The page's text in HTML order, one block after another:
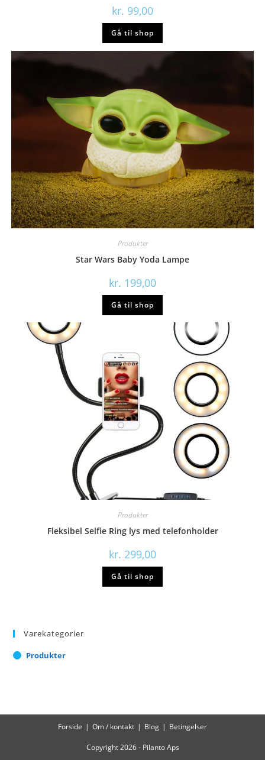
kr. 99,00
Gå til shop
Produkter
Star Wars Baby Yoda Lampe
kr. 199,00
Gå til shop
Produkter
Fleksibel Selfie Ring lys med telefonholder
kr. 299,00
Gå til shop
Varekategorier
Produkter
Forside Om / kontakt Blog Betingelser
Copyright 2026 - Pilanto Aps